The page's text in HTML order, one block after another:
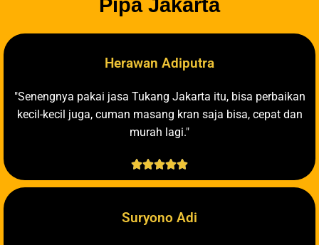
Pipa Jakarta
Herawan Adiputra
"Senengnya pakai jasa Tukang Jakarta itu, bisa perbaikan
kecil-kecil juga, cuman masang kran saja bisa, cepat dan
murah lagi."

Suryono Adi